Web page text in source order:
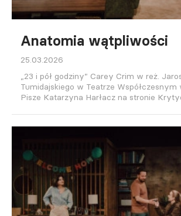
Anatomia wątpliwości
25.03.2026
„23 i pół godziny” Carey Crim w reż.
Tumidajskiego w Teatrze Współczesnym
Pisze Katarzyna Harłacz na stronie